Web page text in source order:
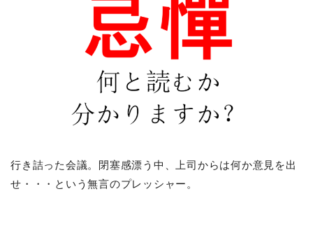
行き詰った会議。閉塞感漂う中、上司からは何か意見を出
せ・・・という無言のプレッシャー。